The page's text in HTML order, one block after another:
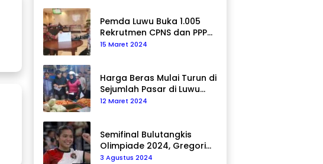
Pemda Luwu Buka 1.005
Rekrutmen CPNS dan PPPK
Tahun 2024
15 Maret 2024
Harga Beras Mulai Turun di
Sejumlah Pasar di Luwu
Utara
12 Maret 2024
Semifinal Bulutangkis
Olimpiade 2024, Gregoria
Mariska Tunjung Akan
3 Agustus 2024